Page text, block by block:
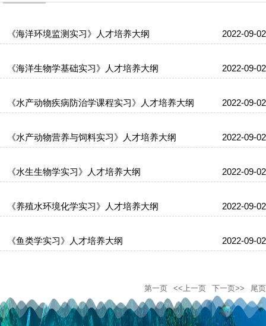
《海洋环境监测实习》人才培养大纲 2022-09-02
《海洋生物学基础实习》人才培养大纲 2022-09-02
《水产动物疾病防治学课程实习》人才培养大纲 2022-09-02
《水产动物营养与饲料实习》人才培养大纲 2022-09-02
《水生生物学实习》人才培养大纲 2022-09-02
《养殖水环境化学实习》人才培养大纲 2022-09-02
《鱼类学实习》人才培养大纲 2022-09-02
第一页 <<上一页 下一页>> 尾页